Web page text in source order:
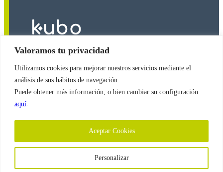
Valoramos tu privacidad
Utilizamos cookies para mejorar nuestros servicios mediante el
análisis de sus hábitos de navegación.
Puede obtener más información, o bien cambiar su configuración
aquí
Personalizar
Aceptar Cookies
2026
© Copyright
Revestimientos Kubo S.A.
Política de Cookies
Política de Protección de Datos